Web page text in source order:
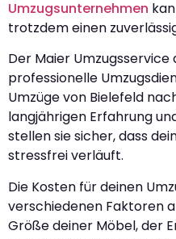
Umzugsunternehmen
trotzdem einen
Der Maier
professionelle
Umzüge von Bielefeld
langjährigen Erfahrung
stellen sie sicher, dass
stressfrei verläuft.
Die Kosten für deinen
verschiedenen Faktoren
Größe deiner Möbel, der